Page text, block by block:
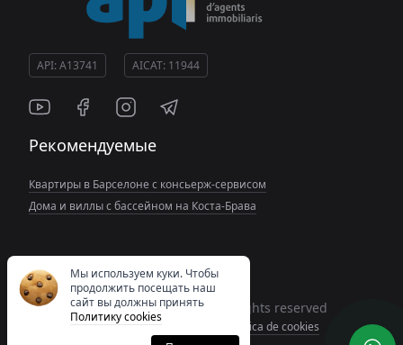
API: A13741 AICAT: 11944
Рекомендуемые
Квартиры в Барселоне с консьерж-сервисом
Дома и виллы с бассейном на Коста-Брава
Copyright© 2026 Spain Costas All rights reserved
Aviso Legal Política de privacidad Politica de cookies
Мы используем куки. Чтобы
продолжить посещать наш
сайт вы должны принять
Политику cookies